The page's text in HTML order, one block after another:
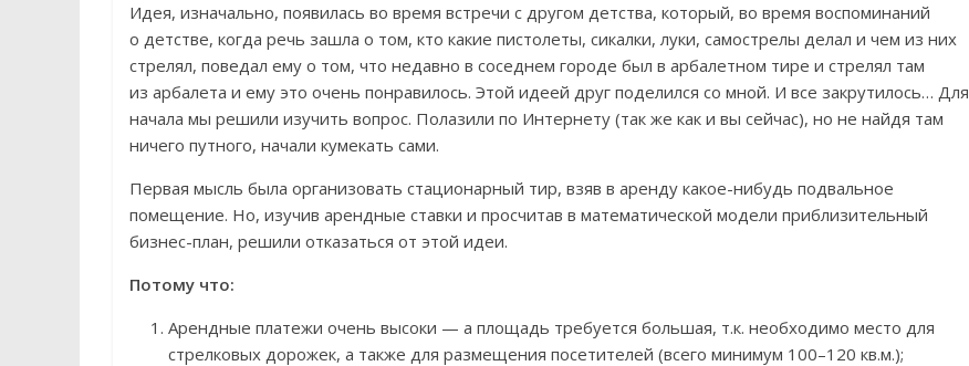
Идея, изначально, появилась во время встречи с другом детства, который, во время воспоминаний
о детстве, когда речь зашла о том, кто какие пистолеты, сикалки, луки, самострелы делал и чем из них
стрелял, поведал ему о том, что недавно в соседнем городе был в арбалетном тире и стрелял там
из арбалета и ему это очень понравилось. Этой идеей друг поделился со мной. И все закрутилось… Для
начала мы решили изучить вопрос. Полазили по Интернету (так же как и вы сейчас), но не найдя там
ничего путного, начали кумекать сами.
Первая мысль была организовать стационарный тир, взяв в аренду какое-нибудь подвальное
помещение. Но, изучив арендные ставки и просчитав в математической модели приблизительный
бизнес-план, решили отказаться от этой идеи.
Потому что:
Арендные платежи очень высоки — а площадь требуется большая, т.к. необходимо место для
стрелковых дорожек, а также для размещения посетителей (всего минимум 100–120 кв.м.);